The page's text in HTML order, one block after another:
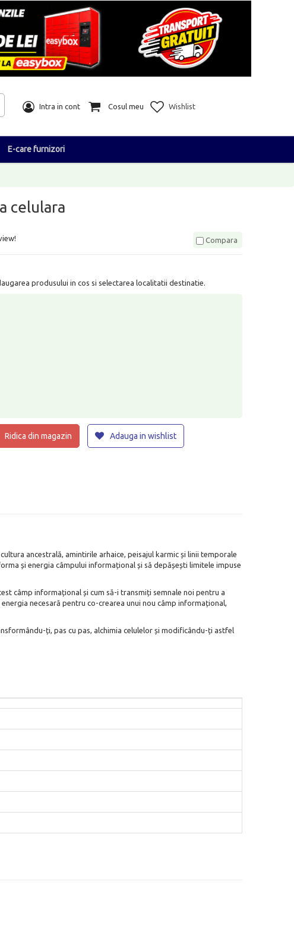
Intra in cont Cosul meu Wishlist
E-care furnizori
celulara
Compara
produsului in cos si selectarea localitatii destinatie.
Ridica din magazin Adauga in wishlist
ancestrală, amintirile arhaice, peisajul karmic și linii temporale
și energia câmpului informațional și să depășești limitele impuse
câmp informațional și cum să-i transmiți semnale noi pentru a
necesară pentru co-crearea unui nou câmp informațional,
ți, pas cu pas, alchimia celulelor și modificându-ți astfel